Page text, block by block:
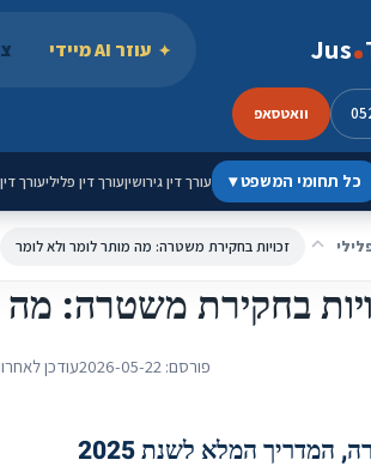
Jus עוזר AI מיידי
וואטסאפ
כל תחומי המשפט▾ עורך דין גירושיןעורך דין פליליעורך
זכויות בחקירת משטרה: מה מותר לומר ולא לומר
בחקירת משטרה:
פורסם: 2026-05-22עודכן
המדריך המלא לשנת 2025